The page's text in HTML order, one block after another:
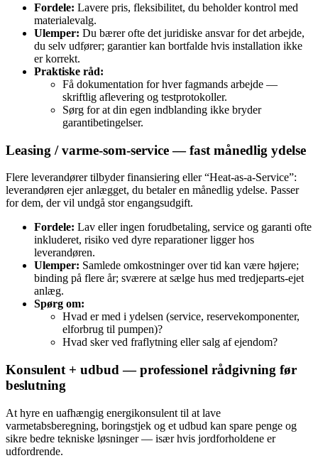
Fordele: Lavere pris, fleksibilitet, du beholder kontrol med
materialevalg.
Ulemper: Du bærer ofte det juridiske ansvar for det arbejde,
du selv udfører; garantier kan bortfalde hvis installation ikke
er korrekt.
Praktiske råd:
Få dokumentation for hver fagmands arbejde —
skriftlig aflevering og testprotokoller.
Sørg for at din egen indblanding ikke bryder
garantibetingelser.
Leasing / varme‑som‑service — fast månedlig ydelse
Flere leverandører tilbyder finansiering eller “Heat-as-a-Service”:
leverandøren ejer anlægget, du betaler en månedlig ydelse. Passer
for dem, der vil undgå stor engangsudgift.
Fordele: Lav eller ingen forudbetaling, service og garanti ofte
inkluderet, risiko ved dyre reparationer ligger hos
leverandøren.
Ulemper: Samlede omkostninger over tid kan være højere;
binding på flere år; sværere at sælge hus med tredjeparts-ejet
anlæg.
Spørg om:
Hvad er med i ydelsen (service, reservekomponenter,
elforbrug til pumpen)?
Hvad sker ved fraflytning eller salg af ejendom?
Konsulent + udbud — professionel rådgivning før
beslutning
At hyre en uafhængig energikonsulent til at lave
varmetabsberegning, boringstjek og et udbud kan spare penge og
sikre bedre tekniske løsninger — især hvis jordforholdene er
udfordrende.